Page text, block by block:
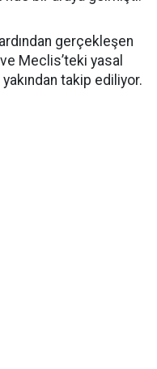
gerçekleşen
Meclis’teki yasal
takip ediliyor.